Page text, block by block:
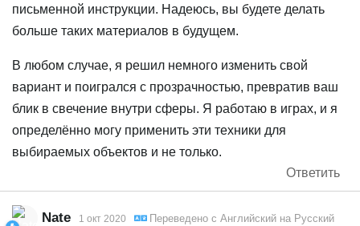
письменной инструкции. Надеюсь, вы будете делать
больше таких материалов в будущем.
В любом случае, я решил немного изменить свой
вариант и поигрался с прозрачностью, превратив ваш
блик в свечение внутри сферы. Я работаю в играх, и я
определённо могу применить эти техники для
выбираемых объектов и не только.
Ответить
Nate 1 окт 2020 Переведено с Английский на Русский